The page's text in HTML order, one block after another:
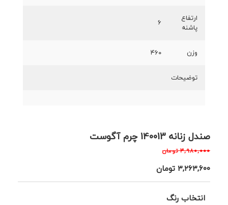
صندل زنانه 140013 چرم آگوست
۳,۹۸۰,۰۰۰ تومان
۳,۲۶۳,۶۰۰تومان
انتخاب رنگ
ارتفاع
پاشنه
۶
وزن ۴۶۰
توضیحات